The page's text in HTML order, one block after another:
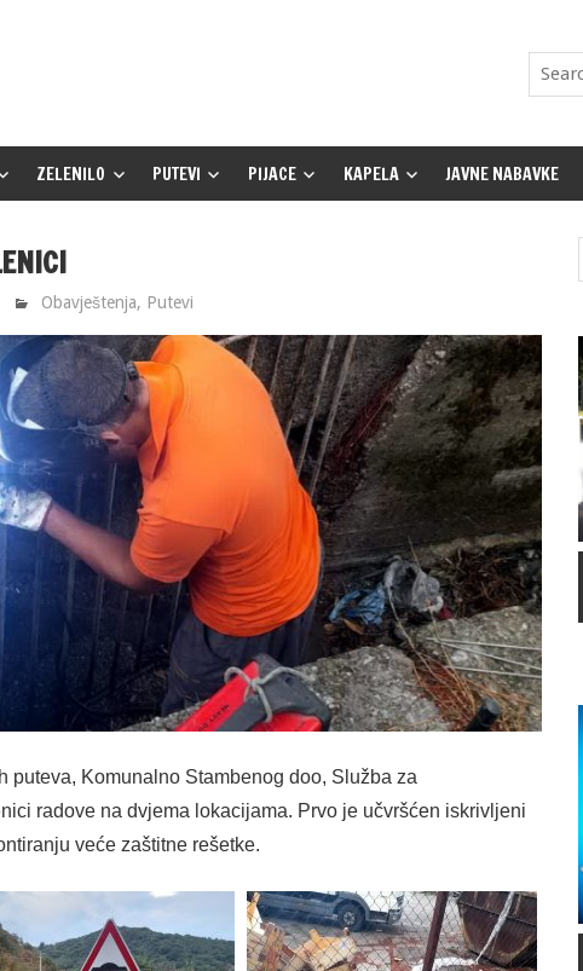
ZELENILO PUTEVI PIJACE KAPELA JAVNE NABAVKE
Obavještenja, Putevi
Komunalno Stambenog doo, Služba za
radove na dvjema lokacijama. Prvo je učvršćen iskrivljeni
veće zaštitne rešetke.